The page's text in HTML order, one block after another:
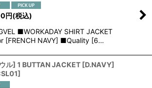
円(税込)
■WORKADAY SHIRT JACKET
[FRENCH NAVY] ■Quality [6…
ル] 1 BUTTAN JACKET [D.NAVY]
]